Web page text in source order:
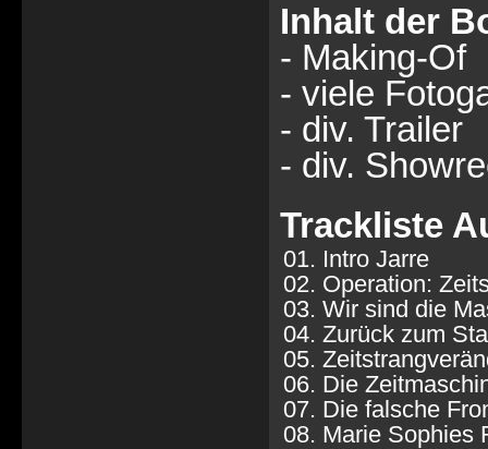
Inhalt der
- Making-Of
- viele
- div. Trailer
- div.
Trackliste
01. Intro Jarre
02. Operation:
03. Wir sind die
04. Zurück zum
05.
06. Die
07. Die falsche
08. Marie Sophies